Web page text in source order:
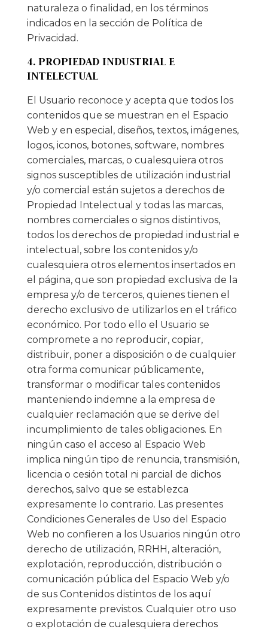
naturaleza o finalidad, en los términos
indicados en la sección de Política de
Privacidad.
4. PROPIEDAD INDUSTRIAL E
INTELECTUAL
El Usuario reconoce y acepta que todos los
contenidos que se muestran en el Espacio
Web y en especial, diseños, textos, imágenes,
logos, iconos, botones, software, nombres
comerciales, marcas, o cualesquiera otros
signos susceptibles de utilización industrial
y/o comercial están sujetos a derechos de
Propiedad Intelectual y todas las marcas,
nombres comerciales o signos distintivos,
todos los derechos de propiedad industrial e
intelectual, sobre los contenidos y/o
cualesquiera otros elementos insertados en
el página, que son propiedad exclusiva de la
empresa y/o de terceros, quienes tienen el
derecho exclusivo de utilizarlos en el tráfico
económico. Por todo ello el Usuario se
compromete a no reproducir, copiar,
distribuir, poner a disposición o de cualquier
otra forma comunicar públicamente,
transformar o modificar tales contenidos
manteniendo indemne a la empresa de
cualquier reclamación que se derive del
incumplimiento de tales obligaciones. En
ningún caso el acceso al Espacio Web
implica ningún tipo de renuncia, transmisión,
licencia o cesión total ni parcial de dichos
derechos, salvo que se establezca
expresamente lo contrario. Las presentes
Condiciones Generales de Uso del Espacio
Web no confieren a los Usuarios ningún otro
derecho de utilización, RRHH, alteración,
explotación, reproducción, distribución o
comunicación pública del Espacio Web y/o
de sus Contenidos distintos de los aquí
expresamente previstos. Cualquier otro uso
o explotación de cualesquiera derechos